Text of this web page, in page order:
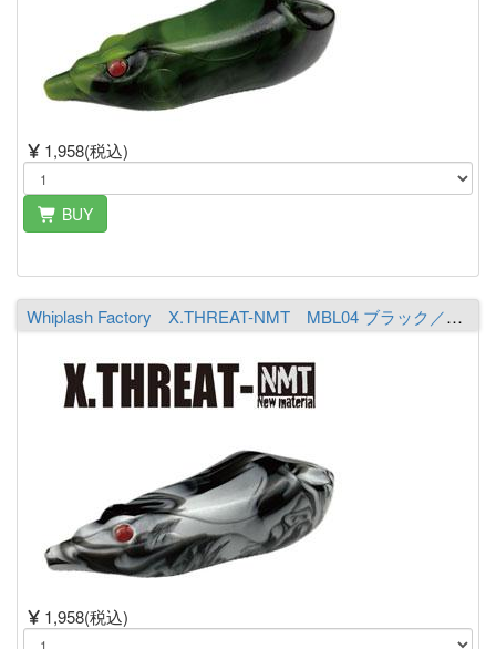
1,958(税込)
BUY
Whiplash Factory X.THREAT-NMT MBL04 ブラック／ホワイト
1,958(税込)